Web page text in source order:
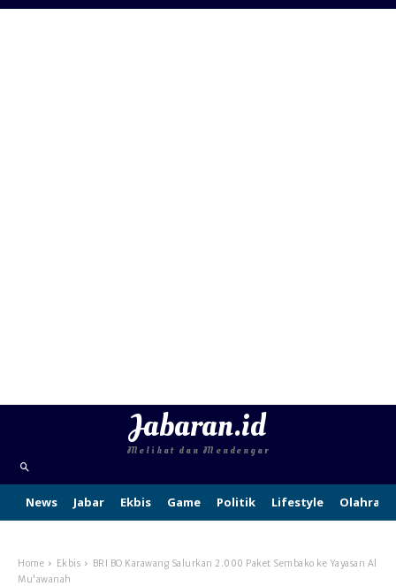
Jabaran.id
Melihat dan Mendengar
News Jabar Ekbis Game Politik Lifestyle Olahraga
Home Ekbis
BRI BO Karawang Salurkan 2.000 Paket Sembako ke Yayasan Al
Mu'awanah